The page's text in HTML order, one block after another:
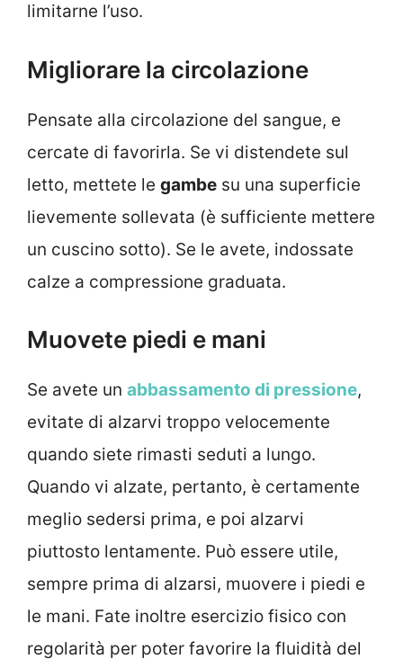
limitarne l’uso.
Migliorare la circolazione
Pensate alla circolazione del sangue, e
cercate di favorirla. Se vi distendete sul
letto, mettete le gambe su una superficie
lievemente sollevata (è sufficiente mettere
un cuscino sotto). Se le avete, indossate
calze a compressione graduata.
Muovete piedi e mani
Se avete un abbassamento di pressione,
evitate di alzarvi troppo velocemente
quando siete rimasti seduti a lungo.
Quando vi alzate, pertanto, è certamente
meglio sedersi prima, e poi alzarvi
piuttosto lentamente. Può essere utile,
sempre prima di alzarsi, muovere i piedi e
le mani. Fate inoltre esercizio fisico con
regolarità per poter favorire la fluidità del